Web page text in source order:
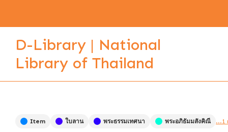
D-Library | National
Library of Thailand
Item ใบลาน พระธรรมเทศนา พระอภิธัมมสังคิณี ...1